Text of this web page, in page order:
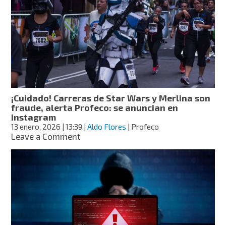
Enríquez
tras
pasar
10
días
hospitalizada
a
causa
de
un
accidente
vial
¡Cuidado! Carreras de Star Wars y Merlina son
fraude, alerta Profeco: se anuncian en
Instagram
13 enero, 2026 | 13:39 |Aldo Flores | Profeco
Leave a Commenton
Carreras
de
Wars
y
Merlina
son